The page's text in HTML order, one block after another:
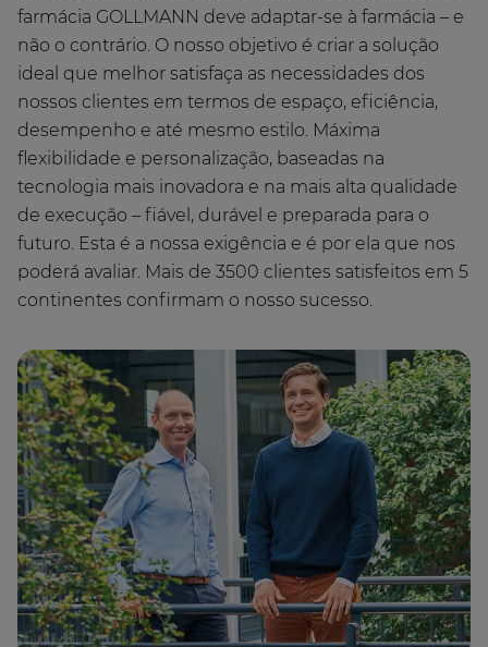
farmácia GOLLMANN deve adaptar-se à farmácia – e
não o contrário. O nosso objetivo é criar a solução
ideal que melhor satisfaça as necessidades dos
nossos clientes em termos de espaço, eficiência,
desempenho e até mesmo estilo. Máxima
flexibilidade e personalização, baseadas na
tecnologia mais inovadora e na mais alta qualidade
de execução – fiável, durável e preparada para o
futuro. Esta é a nossa exigência e é por ela que nos
poderá avaliar. Mais de 3500 clientes satisfeitos em 5
continentes confirmam o nosso sucesso.